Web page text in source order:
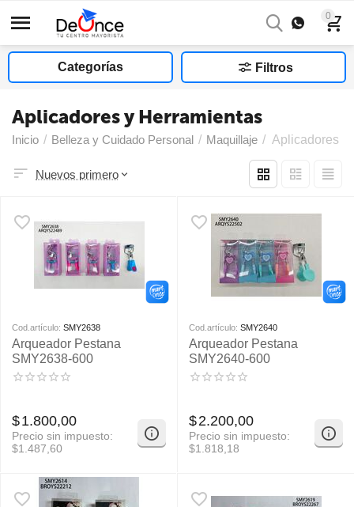
0
Categorías Filtros
Aplicadores y Herramientas
Inicio / Belleza y Cuidado Personal / Maquillaje / Aplicadores y
Nuevos primero
Cod.artículo: SMY2638
Arqueador Pestana
SMY2638-600
$1.800,00
Precio sin impuesto:
$1.487,60
Cod.artículo: SMY2640
Arqueador Pestana
SMY2640-600
$2.200,00
Precio sin impuesto:
$1.818,18